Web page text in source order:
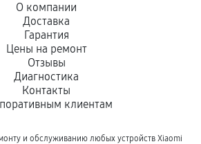
О компании
Доставка
Гарантия
Цены на ремонт
Отзывы
Диагностика
Контакты
клиентам
и обслуживанию любых устройств Xiaomi